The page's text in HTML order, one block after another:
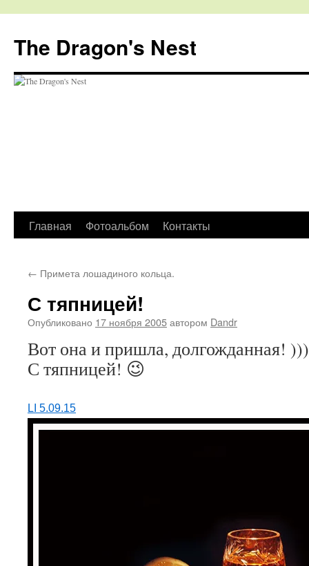
The Dragon's Nest
Перейти
содержимому
Главная Фотоальбом Контакты
← Примета лошадиного кольца.
С тяпницей!
Опубликовано 17 ноября 2005автором Dandr
Вот она и пришла, долгожданная!
С тяпницей! 😉
LI 5.09.15